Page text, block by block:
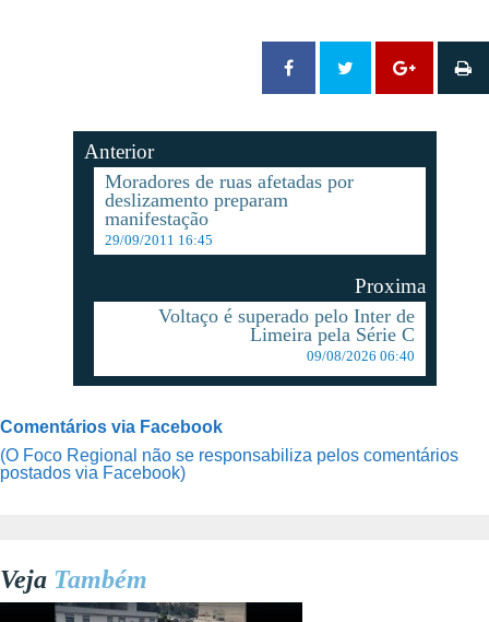
Anterior
Moradores de ruas afetadas por
deslizamento preparam
manifestação
29/09/2011 16:45
Proxima
Voltaço é superado pelo Inter de
Limeira pela Série C
09/08/2026 06:40
Comentários via Facebook
(O Foco Regional não se responsabiliza pelos comentários
postados via Facebook)
Veja Também